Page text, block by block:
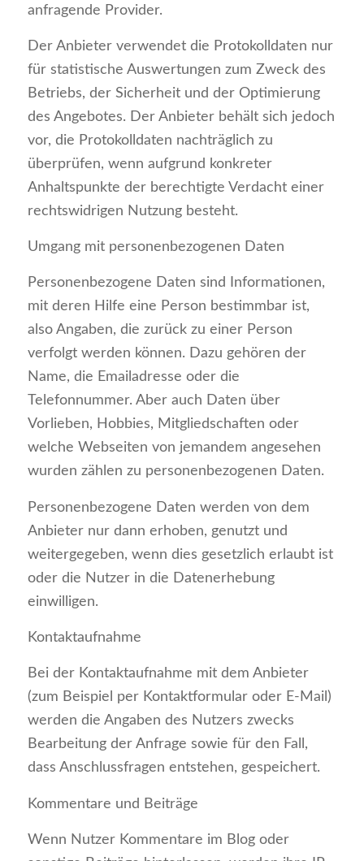
anfragende Provider.
Der Anbieter verwendet die Protokolldaten nur
für statistische Auswertungen zum Zweck des
Betriebs, der Sicherheit und der Optimierung
des Angebotes. Der Anbieter behält sich jedoch
vor, die Protokolldaten nachträglich zu
überprüfen, wenn aufgrund konkreter
Anhaltspunkte der berechtigte Verdacht einer
rechtswidrigen Nutzung besteht.
Umgang mit personenbezogenen Daten
Personenbezogene Daten sind Informationen,
mit deren Hilfe eine Person bestimmbar ist,
also Angaben, die zurück zu einer Person
verfolgt werden können. Dazu gehören der
Name, die Emailadresse oder die
Telefonnummer. Aber auch Daten über
Vorlieben, Hobbies, Mitgliedschaften oder
welche Webseiten von jemandem angesehen
wurden zählen zu personenbezogenen Daten.
Personenbezogene Daten werden von dem
Anbieter nur dann erhoben, genutzt und
weitergegeben, wenn dies gesetzlich erlaubt ist
oder die Nutzer in die Datenerhebung
einwilligen.
Kontaktaufnahme
Bei der Kontaktaufnahme mit dem Anbieter
(zum Beispiel per Kontaktformular oder E-Mail)
werden die Angaben des Nutzers zwecks
Bearbeitung der Anfrage sowie für den Fall,
dass Anschlussfragen entstehen, gespeichert.
Kommentare und Beiträge
Wenn Nutzer Kommentare im Blog oder